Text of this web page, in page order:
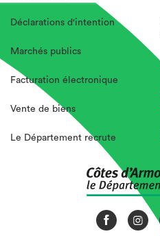
Déclarations d'intention
Marchés publics
Facturation électronique
Vente de biens
Le Département recrute